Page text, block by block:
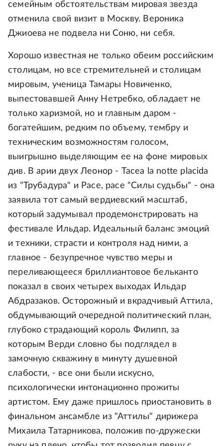
семейным обстоятельствам мировая звезда
отменила свой визит в Москву. Вероника
Джиоева не подвела ни Соню, ни себя.
Хорошо известная не только обеим российским
столицам, но все стремительней и столицам
мировым, ученица Тамары Новиченко,
выпестовавшей Анну Нетребко, обладает не
только харизмой, но и главным даром -
богатейшим, редким по объему, тембру и
техническим возможностям голосом,
выигрышно выделяющим ее на фоне мировых
див. В арии двух Леонор - Tacea la notte placida
из "Трубадура" и Pace, pace "Силы судьбы" - она
заявила тот самый вердиевский масштаб,
который задумывал продемонстрировать на
фестивале Ильдар. Идеальный баланс эмоций
и техники, страсти и контроля над ними, а
главное - безупречное чувство меры и
переливающееся бриллиантовое бельканто
показал в своих четырех выходах Ильдар
Абдразаков. Осторожный и вкрадчивый Аттила,
обдумывающий очередной политический план,
глубоко страдающий король Филипп, за
которым Верди словно бы подглядел в
замочную скважину в минуту душевной
слабости, - все они были искусно,
психологически интонационно прожиты
артистом. Ему даже пришлось приостановить в
финальном ансамбле из "Аттилы" дирижера
Михаила Татарникова, положив по-дружески